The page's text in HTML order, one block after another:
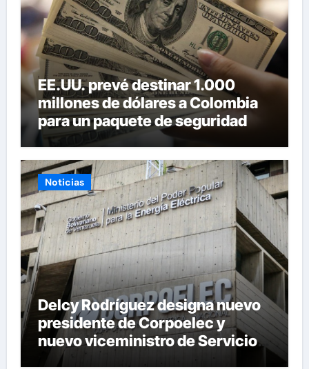
EE.UU. prevé destinar 1.000
millones de dólares a Colombia
para un paquete de seguridad
Noticias
Delcy Rodríguez designa nuevo
presidente de Corpoelec y
nuevo viceministro de Servicios
Eléctricos